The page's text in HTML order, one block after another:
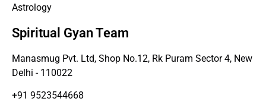
Astrology
Spiritual Gyan Team
Manasmug Pvt. Ltd, Shop No.12, Rk Puram Sector 4, New
Delhi - 110022
+91 9523544668